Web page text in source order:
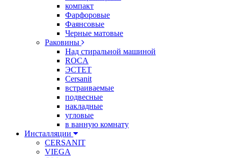
компакт
Фарфоровые
Фаянсовые
Черные матовые
Раковины
Над стиральной машиной
ROCA
ЭСТЕТ
Cersanit
встраиваемые
подвесные
накладные
угловые
в ванную комнату
Инсталляции
CERSANIT
VIEGA